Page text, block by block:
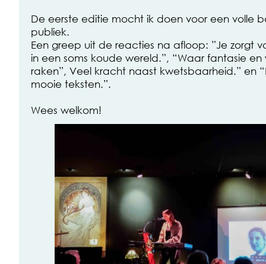
De eerste editie mocht ik doen voor een volle
publiek.
Een greep uit de reacties na afloop: ”Je zorgt
in een soms koude wereld.”, “Waar fantasie
raken”, Veel kracht naast kwetsbaarheid.” en
mooie teksten.”.
Wees welkom!